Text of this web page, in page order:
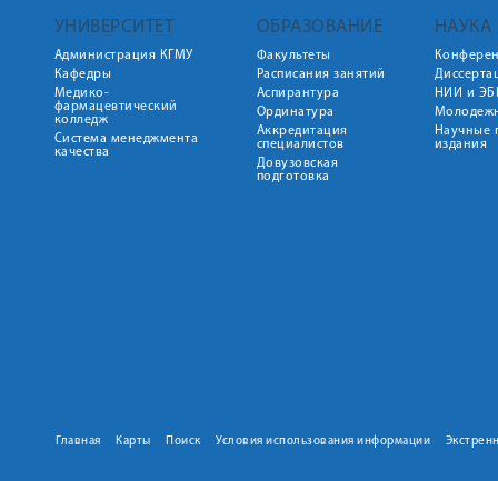
УНИВЕРСИТЕТ
Администрация КГМУ
Кафедры
Медико-
фармацевтический
колледж
Система менеджмента
качества
ОБРАЗОВАНИЕ
Факультеты
Расписания занятий
Аспирантура
Ординатура
Аккредитация
специалистов
Довузовская
подготовка
НАУКА
НИИ и
Научные
издания
Главная Карты Поиск Условия использования информации